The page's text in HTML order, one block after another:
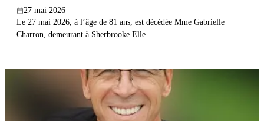
27 mai 2026
Le 27 mai 2026, à l’âge de 81 ans, est décédée Mme Gabrielle
Charron, demeurant à Sherbrooke.Elle...